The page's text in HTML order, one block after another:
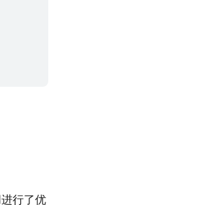
行了优